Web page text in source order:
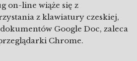
on-line wiąże się z
z klawiatury czeskiej,
Google Doc, zaleca
Chrome.